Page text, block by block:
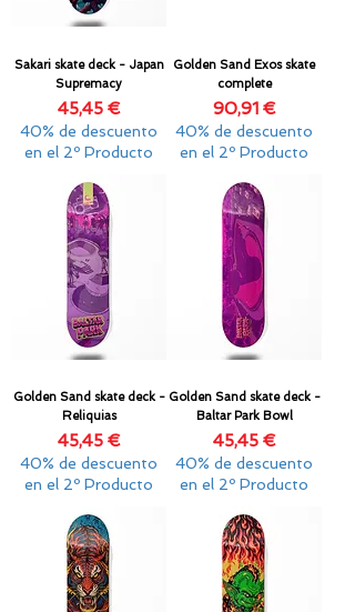
Sakari skate deck - Japan
Supremacy
Precio
45,45 €
40% de descuento
en el 2º Producto
Golden Sand Exos skate
complete
Precio
90,91 €
40% de descuento
en el 2º Producto
Golden Sand skate deck -
Reliquias
Precio
45,45 €
40% de descuento
en el 2º Producto
Golden Sand skate deck -
Baltar Park Bowl
Precio
45,45 €
40% de descuento
en el 2º Producto